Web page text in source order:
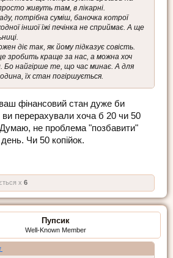
живуть там, в лікарні.
потрібна суміш, баночка котрої
іншої їжі печінка не сприймає. А ще
діє так, як йому підказує совість.
зробить краще за нас, а можна хоч
Бо найгірше те, що час минає. А для
їх стан погіршується.
фінансовий стан дуже би
перерахували хоча б 20 чи 50
Думаю, не проблема "позбавити"
день. Чи 50 копійок.
x 6
Пупсик
Well-Known Member
↑